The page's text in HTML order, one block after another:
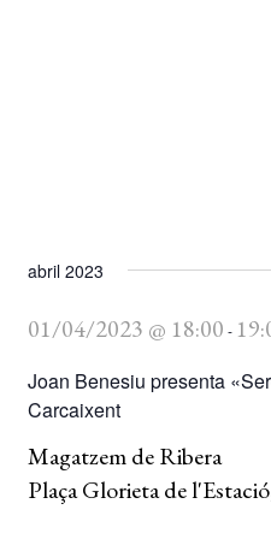
abril 2023
Joan Benesiu presenta
Carcaixent
01/04/2023 @ 18:00 -
Magatzem de Ribera
Plaça Glorieta de